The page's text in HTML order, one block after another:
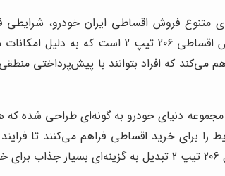
متنوع فروش اقساطی ایران خودرو،
می‌کند که افراد بتوانند با پیش‌پرداختی
دنیای خودرو به گونه‌ای طراحی شده که
را برای خرید اقساطی فراهم می‌کنند